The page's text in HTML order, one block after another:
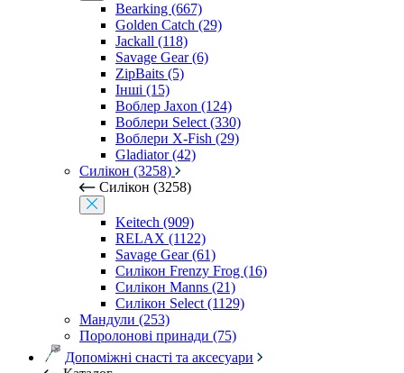
Bearking (667)
Golden Catch (29)
Jackall (118)
Savage Gear (6)
ZipBaits (5)
Інші (15)
Воблер Jaxon (124)
Воблери Select (330)
Воблери X-Fish (29)
Gladiator (42)
Силікон (3258)
Силікон (3258)
Keitech (909)
RELAX (1122)
Savage Gear (61)
Силікон Frenzy Frog (16)
Силікон Manns (21)
Силікон Select (1129)
Мандули (253)
Поролонові принади (75)
Допоміжні снасті та аксесуари